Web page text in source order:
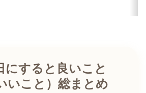
にすると良いこと
いこと）総まとめ